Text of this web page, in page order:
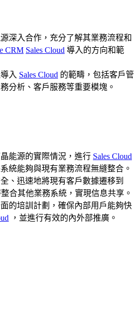
深入合作，充分了解其業務流程和
CRM Sales Cloud 導入的方向和範
入 Sales Cloud 的範疇，包括客戶管
分析、客戶服務等重要模塊。
能源的實際情況，進行 Sales Cloud
統能夠與現有業務流程無縫整合。
、迅速地將現有客戶數據遷移到
合其他業務系統，實現信息共享。
的培訓計劃，確保內部用戶能夠快
，並進行有效的內外部推廣。